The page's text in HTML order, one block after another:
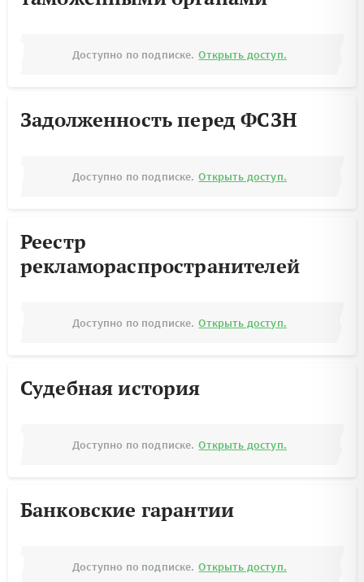
Доступно по подписке. Открыть доступ.
Задолженность перед ФСЗН
Доступно по подписке. Открыть доступ.
Реестр
рекламораспространителей
Доступно по подписке. Открыть доступ.
Судебная история
Доступно по подписке. Открыть доступ.
Банковские гарантии
Доступно по подписке. Открыть доступ.